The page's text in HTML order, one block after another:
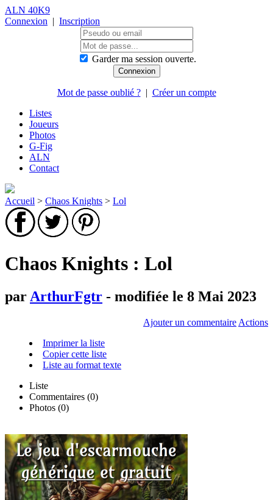
ALN 40K9
Connexion | Inscription
Garder ma session ouverte.
Mot de passe oublié ?| Créer un compte
Listes
Joueurs
Photos
G-Fig
ALN
Contact
Accueil > Chaos Knights > Lol
Chaos Knights : Lol
par ArthurFgtr - modifiée le 8 Mai 2023
Ajouter un commentaire Actions
Imprimer la liste
Copier cette liste
Liste au format texte
Liste
Commentaires (0)
Photos (0)